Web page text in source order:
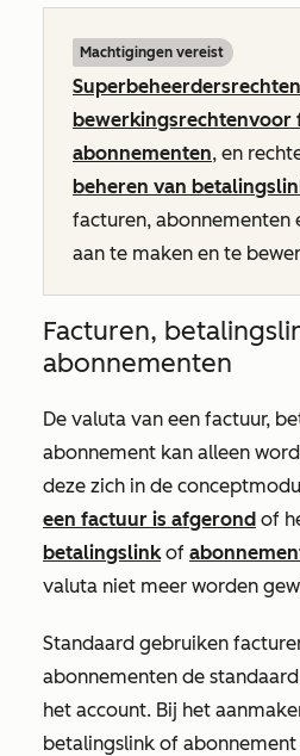
Machtigingen vereist
Superbeheerdersrechten
bewerkingsrechtenvoor
abonnementen, en
beheren van
facturen, abonnementen
aan te maken en te
Facturen,
abonnementen
De valuta van een factuur,
abonnement kan alleen
deze zich in de
een factuur is afgerond of
betalingslinkof
valuta niet meer worden
Standaard gebruiken
abonnementen de
het account. Bij het
betalingslink of